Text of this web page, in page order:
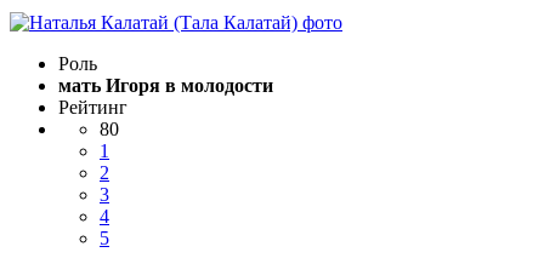
Роль
мать Игоря в молодости
Рейтинг
80
1
2
3
4
5